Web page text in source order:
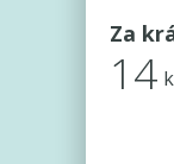
Za
14